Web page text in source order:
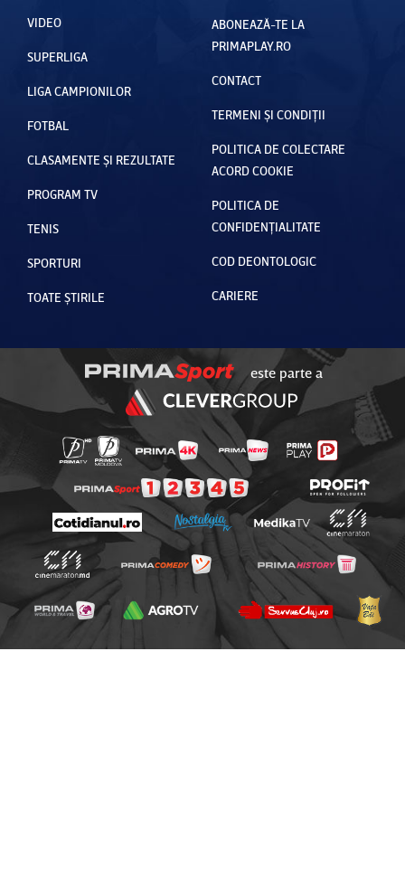
VIDEO
SUPERLIGA
LIGA CAMPIONILOR
FOTBAL
CLASAMENTE ȘI REZULTATE
PROGRAM TV
TENIS
SPORTURI
TOATE ȘTIRILE
ABONEAZĂ-TE LA
PRIMAPLAY.RO
CONTACT
TERMENI ȘI CONDIȚII
POLITICA DE COLECTARE
ACORD COOKIE
POLITICA DE
CONFIDENȚIALITATE
COD DEONTOLOGIC
CARIERE
este parte a